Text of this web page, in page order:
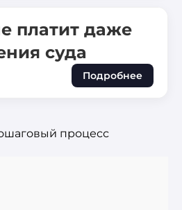
платит даже
суда
Подробнее
процесс